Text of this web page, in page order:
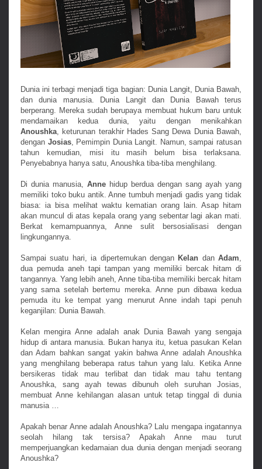
Dunia ini terbagi menjadi tiga bagian: Dunia Langit, Dunia Bawah,
dan dunia manusia. Dunia Langit dan Dunia Bawah terus
berperang. Mereka sudah berupaya membuat hukum baru untuk
mendamaikan kedua dunia, yaitu dengan menikahkan
Anoushka , keturunan terakhir Hades Sang Dewa Dunia Bawah,
dengan Josias, Pemimpin Dunia Langit. Namun, sampai ratusan
tahun kemudian, misi itu masih belum bisa terlaksana.
Penyebabnya hanya satu, Anoushka tiba-tiba menghilang.
Di dunia manusia, Anne hidup berdua dengan sang ayah yang
memiliki toko buku antik. Anne tumbuh menjadi gadis yang tidak
biasa: ia bisa melihat waktu kematian orang lain. Asap hitam
akan muncul di atas kepala orang yang sebentar lagi akan mati.
Berkat kemampuannya, Anne sulit bersosialisasi dengan
lingkungannya.
Sampai suatu hari, ia dipertemukan dengan Kelan dan Adam
dua pemuda aneh tapi tampan yang memiliki bercak hitam di
tangannya. Yang lebih aneh, Anne tiba-tiba memiliki bercak hitam
yang sama setelah bertemu mereka. Anne pun dibawa kedua
pemuda itu ke tempat yang menurut Anne indah tapi penuh
keganjilan: Dunia Bawah.
Kelan mengira Anne adalah anak Dunia Bawah yang sengaja
hidup di antara manusia. Bukan hanya itu, ketua pasukan Kelan
dan Adam bahkan sangat yakin bahwa Anne adalah Anoushka
yang menghilang beberapa ratus tahun yang lalu. Ketika Anne
bersikeras tidak mau terlibat dan tidak mau tahu tentang
Anoushka, sang ayah tewas dibunuh oleh suruhan Josias,
membuat Anne kehilangan alasan untuk tetap tinggal di dunia
manusia …
Apakah benar Anne adalah Anoushka? Lalu mengapa ingatannya
seolah hilang tak tersisa? Apakah Anne mau turut
memperjuangkan kedamaian dua dunia dengan menjadi seorang
Anoushka?